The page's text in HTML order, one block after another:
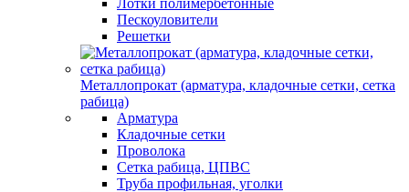
Лотки полимербетонные
Пескоуловители
Решетки
Металлопрокат (арматура, кладочные сетки, сетка
рабица)
Арматура
Кладочные сетки
Проволока
Сетка рабица, ЦПВС
Труба профильная, уголки